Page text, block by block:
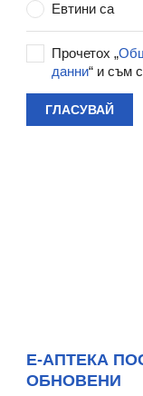
Евтини са
Прочетох „
данни“ и съм
ГЛАСУВАЙ
Е-АПТЕКА
ОБНОВЕНИ